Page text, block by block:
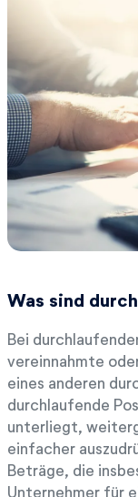
Was sind
Bei
vereinnahmte
eines anderen
durchlaufende
unterliegt,
einfacher
Beträge, die
Unternehmer für